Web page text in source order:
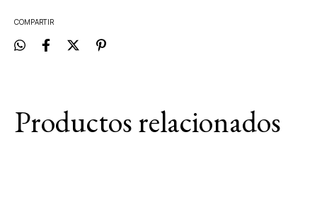
COMPARTIR
Productos relacionados